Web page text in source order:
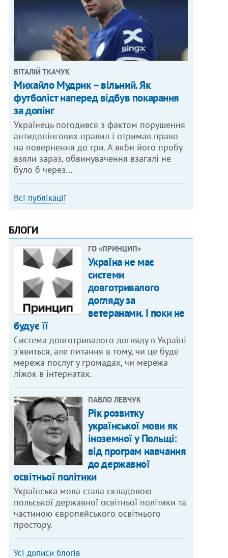
ВІТАЛІЙ ТКАЧУК
Михайло Мудрик – вільний. Як
футболіст наперед відбув покарання
за допінг
Українець погодився з фактом порушення
антидопінгових правил і отримав право
на повернення до гри. А якби його пробу
взяли зараз, обвинувачення взагалі не
було б через…
Всі публікації
БЛОГИ
ГО «ПРИНЦИП»
Україна не має
системи
довготривалого
догляду за
ветеранами. І поки не
будує її
Система довготривалого догляду в Україні
з'явиться, але питання в тому, чи це буде
мережа послуг у громадах, чи мережа
ліжок в інтернатах.
ПАВЛО ЛЕВЧУК
Рік розвитку
української мови як
іноземної у Польщі:
від програм навчання
до державної
освітньої політики
Українська мова стала складовою
польської державної освітньої політики та
частиною європейського освітнього
простору.
Усі дописи блогів